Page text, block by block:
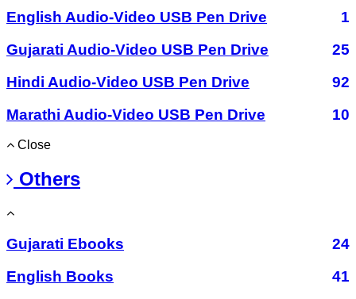
English Audio-Video USB Pen Drive
1
Gujarati Audio-Video USB Pen Drive
25
Hindi Audio-Video USB Pen Drive
92
Marathi Audio-Video USB Pen Drive
10
Close
Others
Gujarati Ebooks
24
English Books
41